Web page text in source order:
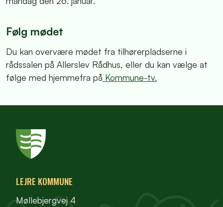
Følg mødet
Du kan overvære mødet fra tilhørerpladserne i
rådssalen på Allerslev Rådhus, eller du kan vælge at
følge med hjemmefra på Kommune-tv.
LEJRE KOMMUNE
Møllebjergvej 4